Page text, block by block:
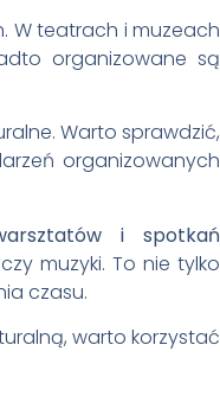
W teatrach i muzeach
organizowane są
Warto sprawdzić,
organizowanych
i spotkań
muzyki. To nie tylko
czasu.
warto korzystać